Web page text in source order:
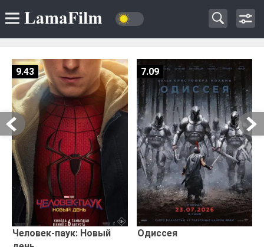
Человек-паук: Новый
9.43
Одиссея
7.09